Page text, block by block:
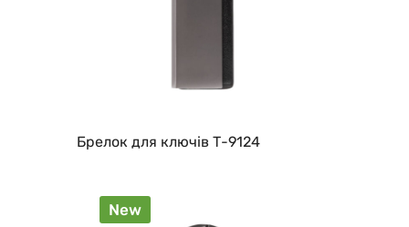
Брелок для ключів Т-9124
New